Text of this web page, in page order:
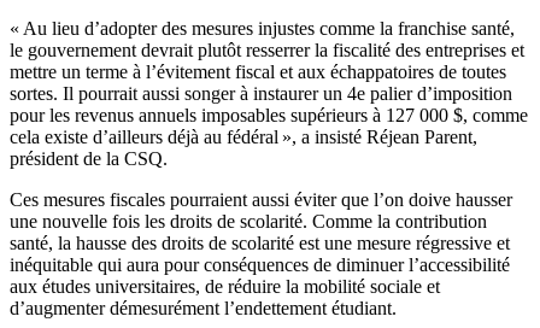
« Au lieu d’adopter des mesures injustes comme la franchise santé,
le gouvernement devrait plutôt resserrer la fiscalité des entreprises et
mettre un terme à l’évitement fiscal et aux échappatoires de toutes
sortes. Il pourrait aussi songer à instaurer un 4e palier d’imposition
pour les revenus annuels imposables supérieurs à 127 000 $, comme
cela existe d’ailleurs déjà au fédéral », a insisté Réjean Parent,
président de la CSQ.
Ces mesures fiscales pourraient aussi éviter que l’on doive hausser
une nouvelle fois les droits de scolarité. Comme la contribution
santé, la hausse des droits de scolarité est une mesure régressive et
inéquitable qui aura pour conséquences de diminuer l’accessibilité
aux études universitaires, de réduire la mobilité sociale et
d’augmenter démesurément l’endettement étudiant.